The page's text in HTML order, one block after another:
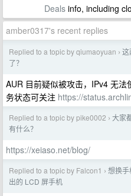
Dealsinfo, including
amber0317's recent replies
Replied to a topic by qiumaoyuan › 这
了？
AUR 目前疑似被攻击，IPv4 无
务状态可关注 https://
Replied to a topic by pike0002 › 大家
有什么？
https://xeiaso.net/blog/
Replied to a topic by Falcon1 › 想换
出的 LCD 屏手机